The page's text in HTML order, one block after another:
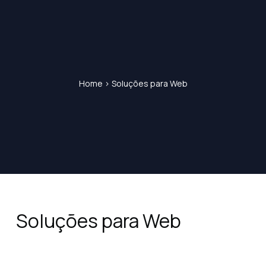
Home > Soluções para Web
Soluções para Web